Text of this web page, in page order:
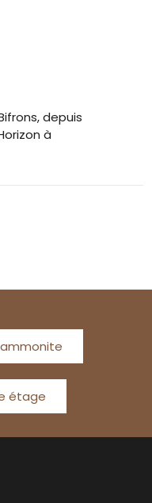
depuis
à
étage